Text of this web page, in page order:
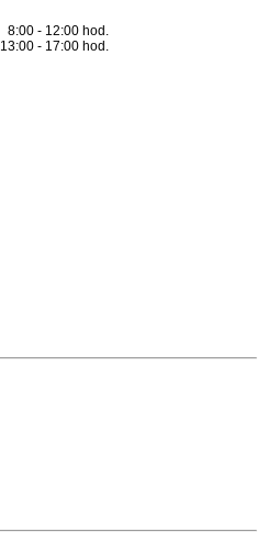
8:00 - 12:00 hod.
13:00 - 17:00 hod.